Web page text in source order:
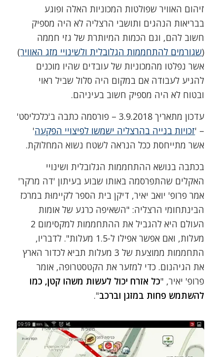
זיהום האוויר שפולטות המכוניות האלה ופוגע
בבריאות הנהגים ותושבי הרצליה לא היה מספיק
חשוב להם, וגם הכמות המיותרת של גזי חממה
(שגורמים להתחממות הגלובלית ולשינויי מזג האוויר)
אשר נפלטו מהמכוניות של עובדים שהיו מוכנים
להגיע לעבודה אם במקום היה סלול שביל ראוי
ובטוח לא היה מספיק חשוב בעיניהם.
עדכון מתאריך 3.9.2018 – פורסמה כתבה ב'כלכליסט'
– 'זכויות בנייה בהרצליה ישמשו לפיצויי הפקעה'
אשר מתייחסת ככל הנראה לשטח נשוא המחלוקת.
בכתבה בנושא ההתחממות הגלובלית ושינויי
האקלים שהתפרסמה באותו שבוע בעיתון 'דה מרקר'
אמר פרופ' יואב יאיר, דיקן בית הספר לקיימוּת במרכז
הבינתחומי הרצליה: "השאיפה כרגע של אומות
העולם היא להגביל את ההתחממות למקסימום 2
מעלות, ואם אפשר אפילו ל-1.5 מעלות". לדבריו,
התחממות ממוצעת של 3 מעלות תביא לכדור הארץ
את הגיהנום. כדי למזער את הקטסטרופה, אומר
פרופ' יאיר, "כל אזרח יכול לעשות משהו קטן, כמו
להשתמש פחות במזגן וברכב".